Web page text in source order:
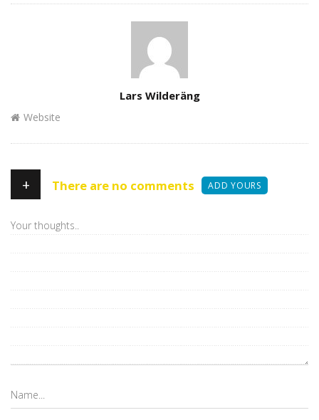
Lars Wilderäng
Website
+ There are no comments ADD YOURS